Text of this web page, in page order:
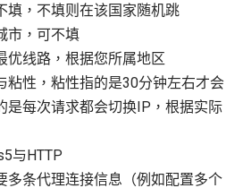
填，不填则在该国家随机跳
市，可不填
优线路，根据您所属地区
粘性，粘性指的是30分钟左右才会
是每次请求都会切换IP，根据实际
与HTTP
多条代理连接信息（例如配置多个